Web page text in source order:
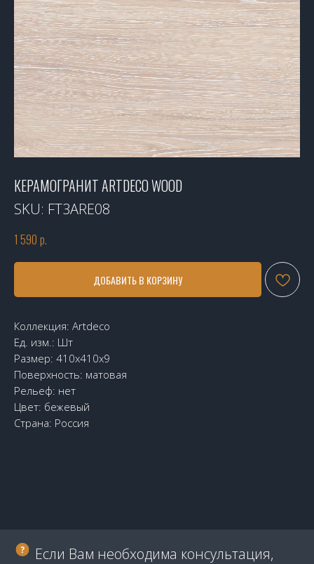
КЕРАМОГРАНИТ ARTDECO WOOD
SKU: FT3ARE08
1 590 р.
ДОБАВИТЬ В КОРЗИНУ
Коллекция: Artdeco
Ед. изм.: Шт
Размер: 410х410x9
Поверхность: матовая
Рельеф: нет
Цвет: бежевый
Страна: Россия
Если Вам необходима консультация,